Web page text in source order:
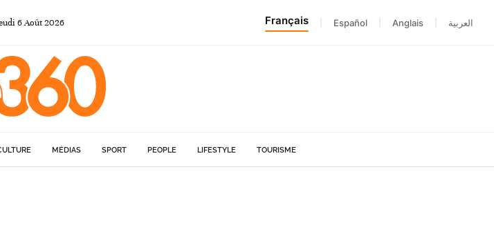
6Août 2026 Français Español Anglais العربية
MÉDIAS SPORT PEOPLE LIFESTYLE TOURISME